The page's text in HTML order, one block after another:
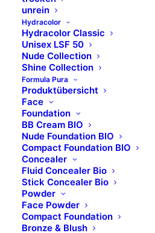
unrein
Hydracolor
Hydracolor Classic
Unisex LSF 50
Nude Collection
Shine Collection
Formula Pura
Produktübersicht
Face
Foundation
BB Cream BIO
Nude Foundation BIO
Compact Foundation BIO
Concealer
Fluid Concealer Bio
Stick Concealer Bio
Powder
Face Powder
Compact Foundation
Bronze & Blush
COMBINAL
Farbe
BLAU-SCHWARZ
BESCHREIBUNG